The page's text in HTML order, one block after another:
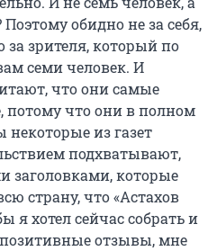
Поэтому обидно не за себя,
за зрителя, который по
семи человек. И
что они самые
что они в полном
некоторые из газет
подхватывают,
заголовками, которые
страну, что «Астахов
я хотел сейчас собрать и
позитивные отзывы, мне